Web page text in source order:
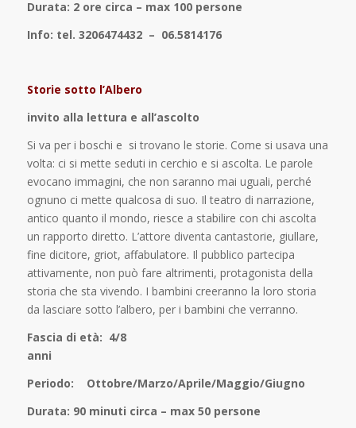
Durata: 2 ore circa – max 100 persone
Info: tel. 3206474432 – 06.5814176
Storie sotto l’Albero
invito alla lettura e all’ascolto
Si va per i boschi e si trovano le storie. Come si usava una
volta: ci si mette seduti in cerchio e si ascolta. Le parole
evocano immagini, che non saranno mai uguali, perché
ognuno ci mette qualcosa di suo. Il teatro di narrazione,
antico quanto il mondo, riesce a stabilire con chi ascolta
un rapporto diretto. L’attore diventa cantastorie, giullare,
fine dicitore, griot, affabulatore. Il pubblico partecipa
attivamente, non può fare altrimenti, protagonista della
storia che sta vivendo. I bambini creeranno la loro storia
da lasciare sotto l’albero, per i bambini che verranno.
Fascia di età: 4/8
Periodo: Ottobre/Marzo/Aprile/Maggio/Giugno
Durata: 90 minuti circa – max 50 persone